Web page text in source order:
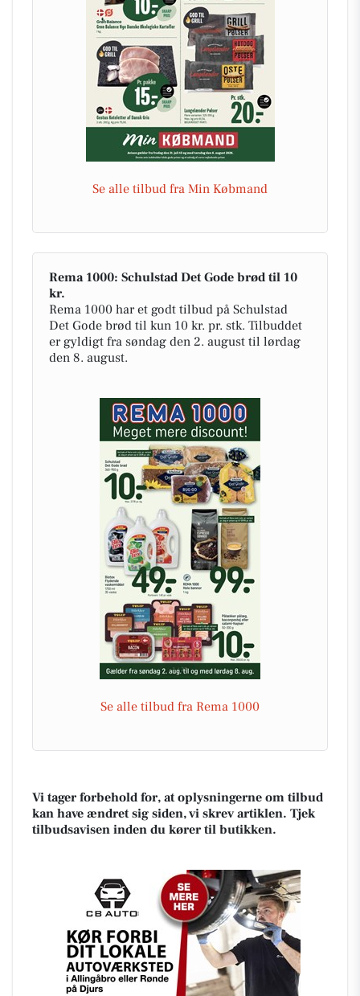
Se alle tilbud fra Min Købmand
Rema 1000: Schulstad Det Gode brød til 10
kr.
Rema 1000 har et godt tilbud på Schulstad
Det Gode brød til kun 10 kr. pr. stk. Tilbuddet
er gyldigt fra søndag den 2. august til lørdag
den 8. august.
Se alle tilbud fra Rema 1000
Vi tager forbehold for, at oplysningerne om tilbud
kan have ændret sig siden, vi skrev artiklen. Tjek
tilbudsavisen inden du kører til butikken.